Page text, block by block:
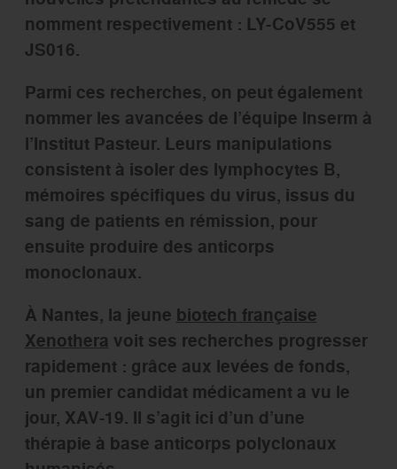
nomment respectivement : LY-CoV555 et
JS016.
Parmi ces recherches, on peut également
nommer les avancées de l’équipe Inserm à
l’Institut Pasteur. Leurs manipulations
consistent à isoler des lymphocytes B,
mémoires spécifiques du virus, issus du
sang de patients en rémission, pour
ensuite produire des anticorps
monoclonaux.
À Nantes, la jeune biotech française
Xenothera voit ses recherches progresser
rapidement : grâce aux levées de fonds,
un premier candidat médicament a vu le
jour, XAV-19. Il s’agit ici d’un d’une
thérapie à base anticorps polyclonaux